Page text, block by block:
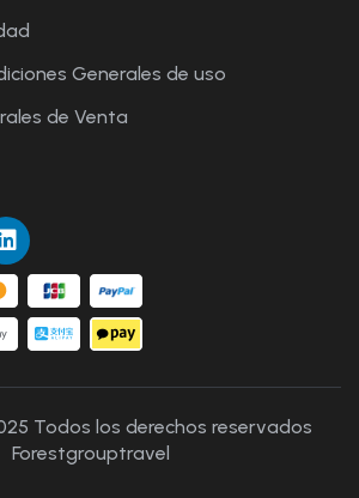
Generales de uso
de Venta
Todos los derechos reservados
Forestgrouptravel